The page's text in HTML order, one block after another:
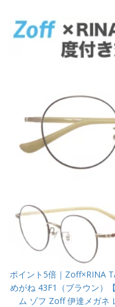
ポイント5倍｜Zoff×RINA
めがね 43F1（ブラウン）
ム ゾフ Zoff 伊達メガネ